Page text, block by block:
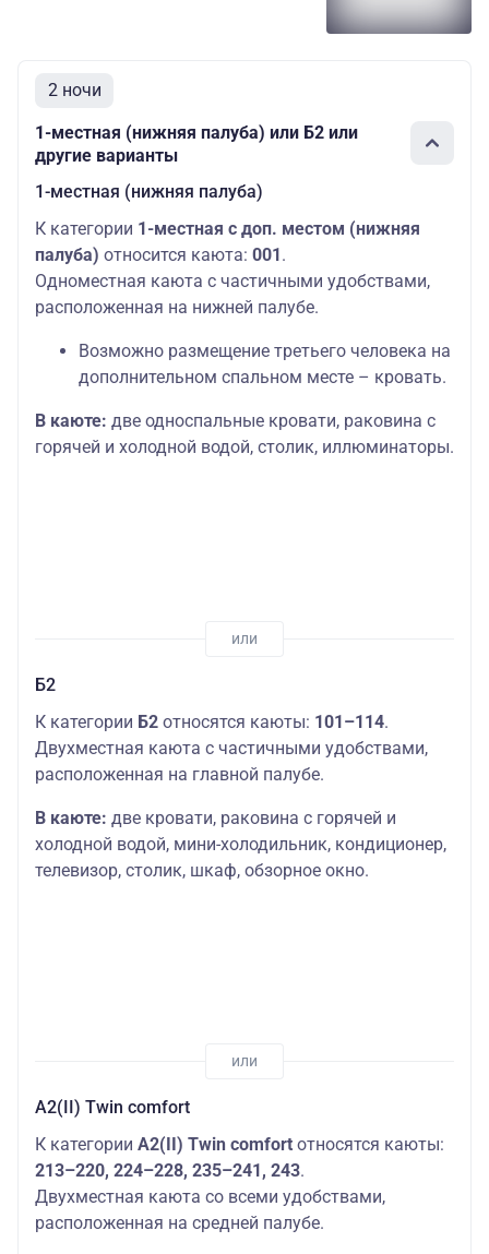
2 ночи
1-местная (нижняя палуба) или Б2 или
другие варианты
1-местная (нижняя палуба)
К категории 1-местная с доп. местом (нижняя
палуба) относится каюта: 001.
Одноместная каюта с частичными удобствами,
расположенная на нижней палубе.
Возможно размещение третьего человека на
дополнительном спальном месте – кровать.
В каюте: две односпальные кровати, раковина с
горячей и холодной водой, столик, иллюминаторы.
Б2
К категории Б2 относятся каюты: 101–114.
Двухместная каюта с частичными удобствами,
расположенная на главной палубе.
В каюте: две кровати, раковина с горячей и
холодной водой, мини-холодильник, кондиционер,
телевизор, столик, шкаф, обзорное окно.
А2(II) Twin comfort
К категории А2(II) Twin comfort относятся каюты:
213–220, 224–228, 235–241, 243.
Двухместная каюта со всеми удобствами,
расположенная на средней палубе.